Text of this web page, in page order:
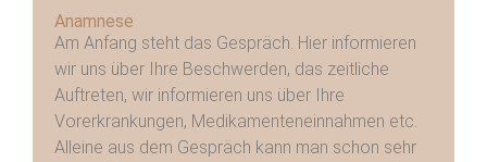
Anamnese
Am Anfang steht das Gespräch. Hier informieren
wir uns über Ihre Beschwerden, das zeitliche
Auftreten, wir informieren uns über Ihre
Vorerkrankungen, Medikamenteneinnahmen etc.
Alleine aus dem Gespräch kann man schon sehr